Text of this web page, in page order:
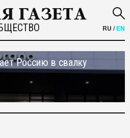
RU /EN
Россию в свалку